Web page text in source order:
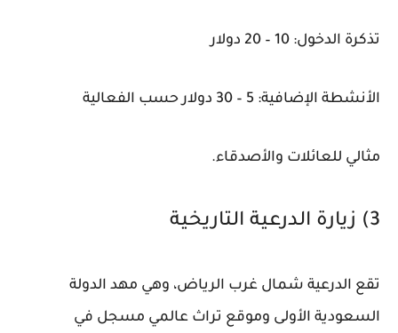
تذكرة الدخول: 10 – 20 دولار
الأنشطة الإضافية: 5 – 30 دولار حسب الفعالية
مثالي للعائلات والأصدقاء.
3) زيارة الدرعية التاريخية
تقع الدرعية شمال غرب الرياض، وهي مهد الدولة
السعودية الأولى وموقع تراث عالمي مسجل في